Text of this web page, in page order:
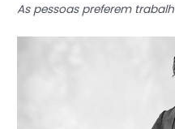
As pessoas preferem